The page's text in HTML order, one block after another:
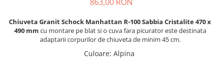
Chiuveta Granit Schock Manhattan R-100 Sabbia Cristalite 470 x
490 mm cu montare pe blat si o cuva fara picurator este destinata
adaptarii corpurilor de chiuveta de minim 45 cm.
Culoare: Alpina